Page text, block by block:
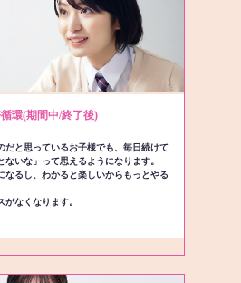
環(期間中/終了後)
だと思っているお子様でも、毎日続けて
いな」って思えるようになります。
なるし、わかると楽しいからもっとやる
なくなります。